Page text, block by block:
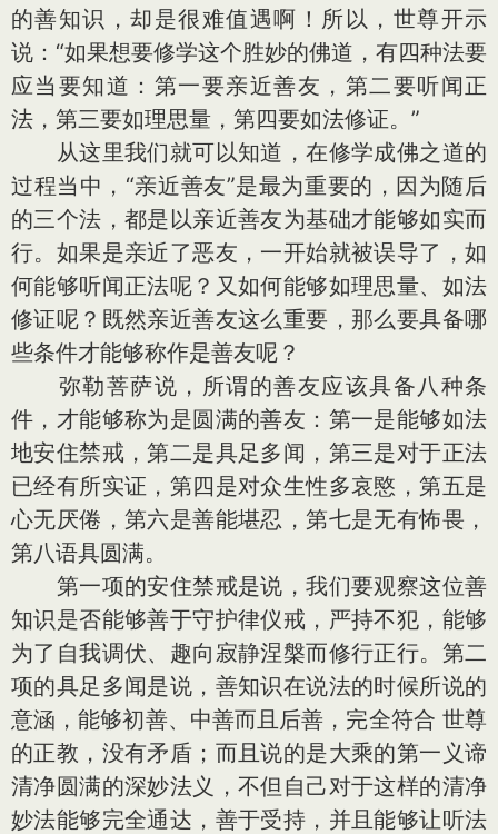
的善知识，却是很难值遇啊！所以，世尊开示
说：“如果想要修学这个胜妙的佛道，有四种法要
应当要知道：第一要亲近善友，第二要听闻正
法，第三要如理思量，第四要如法修证。”
从这里我们就可以知道，在修学成佛之道的
过程当中，“亲近善友”是最为重要的，因为随后
的三个法，都是以亲近善友为基础才能够如实而
行。如果是亲近了恶友，一开始就被误导了，如
何能够听闻正法呢？又如何能够如理思量、如法
修证呢？既然亲近善友这么重要，那么要具备哪
些条件才能够称作是善友呢？
弥勒菩萨说，所谓的善友应该具备八种条
件，才能够称为是圆满的善友：第一是能够如法
地安住禁戒，第二是具足多闻，第三是对于正法
已经有所实证，第四是对众生性多哀愍，第五是
心无厌倦，第六是善能堪忍，第七是无有怖畏，
第八语具圆满。
第一项的安住禁戒是说，我们要观察这位善
知识是否能够善于守护律仪戒，严持不犯，能够
为了自我调伏、趣向寂静涅槃而修行正行。第二
项的具足多闻是说，善知识在说法的时候所说的
意涵，能够初善、中善而且后善，完全符合 世尊
的正教，没有矛盾；而且说的是大乘的第一义谛
清净圆满的深妙法义，不但自己对于这样的清净
妙法能够完全通达，善于受持，并且能够让听法